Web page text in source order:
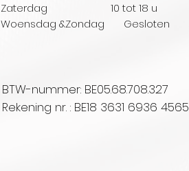
Zaterdag 10tot 18 u
Woensdag &Zondag Gesloten
BTW-nummer: BE05.68.708.327
Rekening nr. : BE18 3631 6936 4565